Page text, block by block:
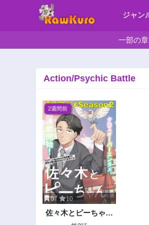
ジャン
一部の
Action/Psychic Battle
2週間前
0 10
佐々木とピーちゃん
異世界ファンタジー